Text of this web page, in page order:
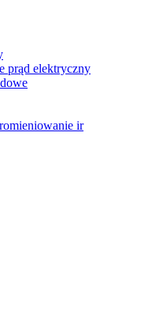
prąd elektryczny
ir